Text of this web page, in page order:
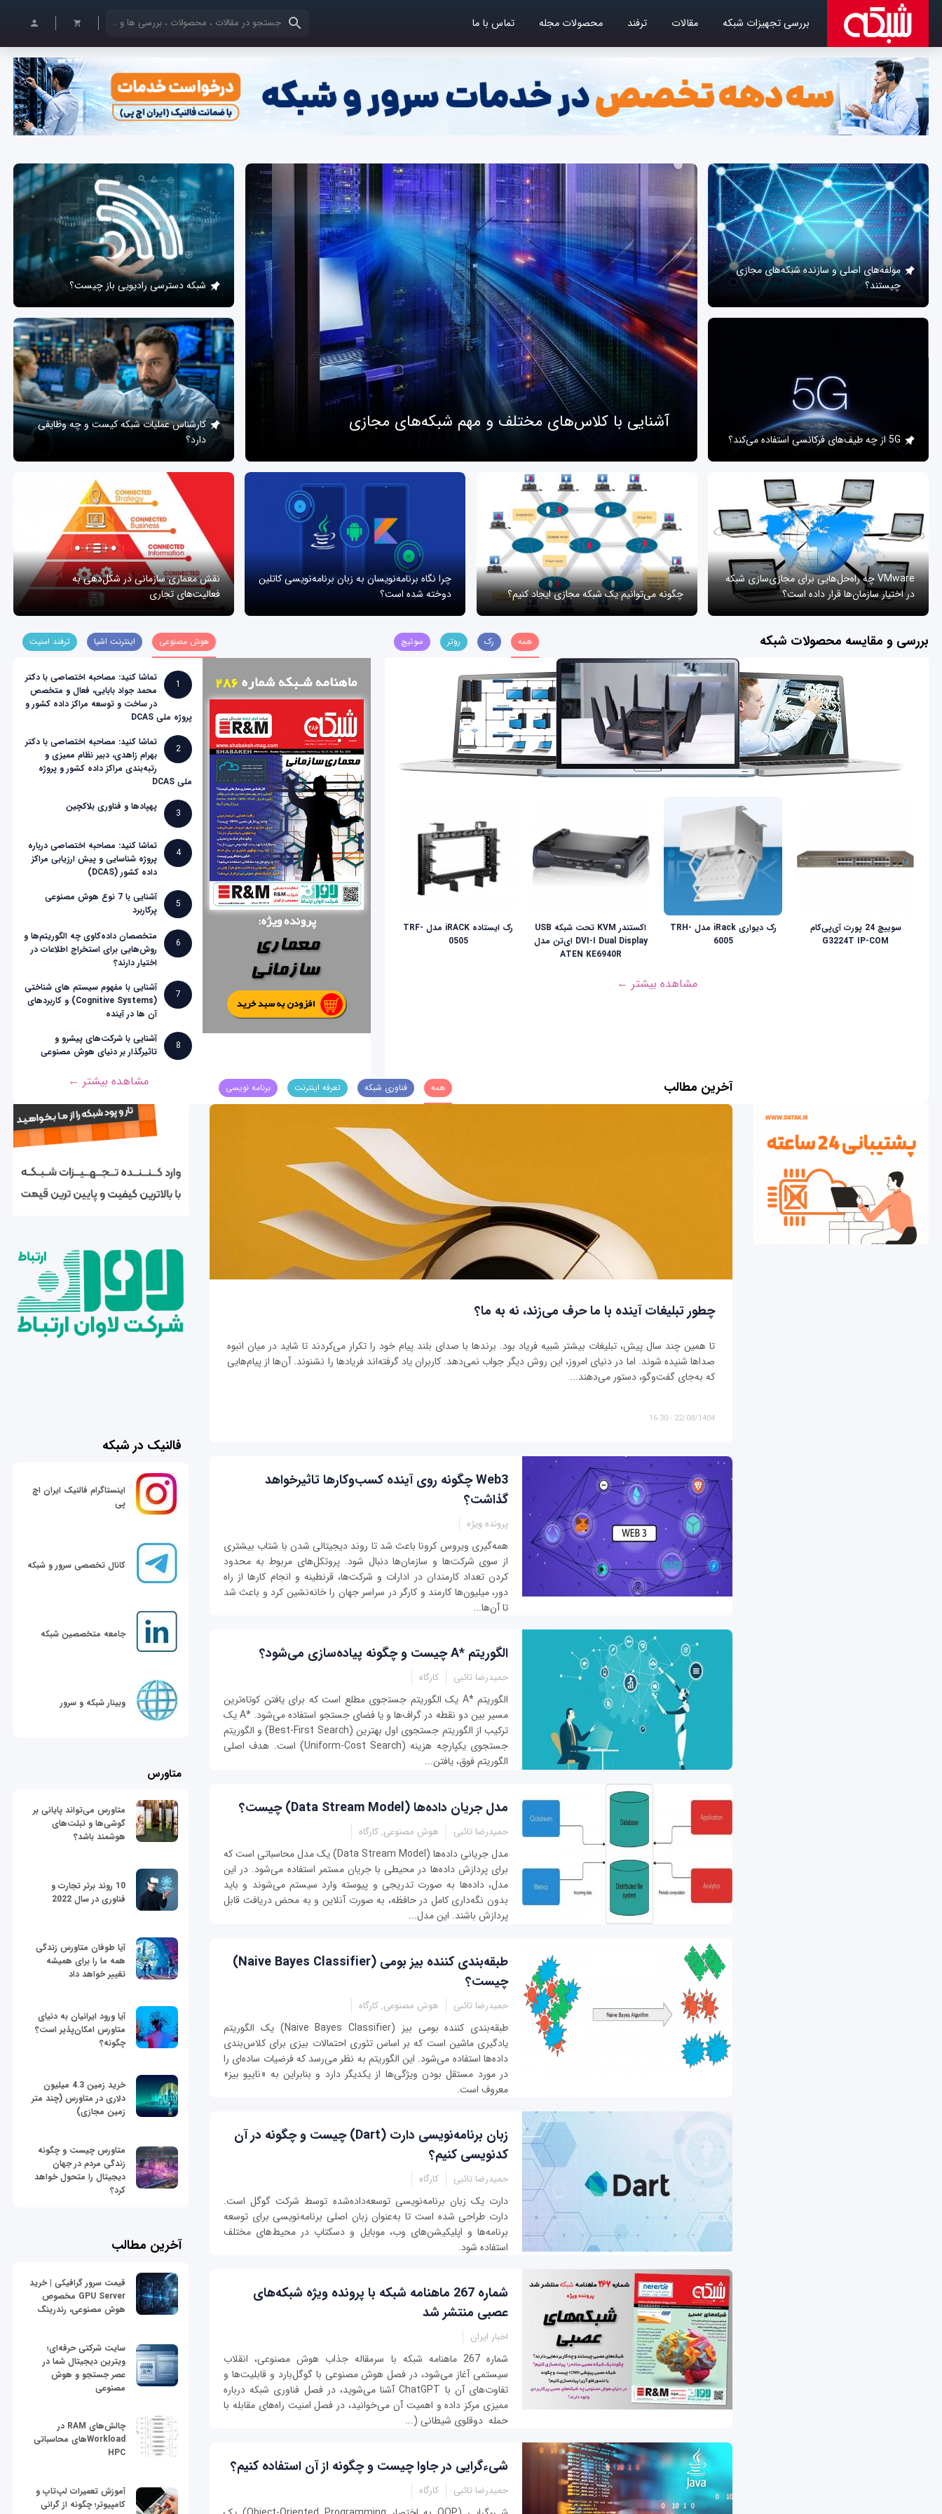
بررسی تجهیزات شبکه مقالات ترفند محصولات مجله تماس با ما کلمات کلیدی خود را وارد کنید
آشنایی با کلاس‌های مختلف و مهم شبکه‌های مجازی
مولفه‌های اصلی و سازنده شبکه‌های مجازی
چیستند؟
5G از چه طیف‌های فرکانسی استفاده می‌کند؟
شبکه دسترسی رادیویی باز چیست؟
کارشناس عملیات شبکه کیست و چه وظایفی
دارد؟
VMware چه راه‌حل‌هایی برای مجازی‌سازی شبکه
در اختیار سازمان‌ها قرار داده است؟
چگونه می‌توانیم یک شبکه مجازی ایجاد کنیم؟
چرا نگاه برنامه‌نویسان به زبان برنامه‌نویسی کاتلین
دوخته شده است؟
نقش معماری سازمانی در شکل‌دهی به
فعالیت‌های تجاری
بررسی و مقایسه محصولات شبکه همه رک روتر سوئیچ
سوییچ 24 پورت آی‌پی‌کام
G3224T IP-COM
رک دیواری iRack مدل TRH-
6005
اکستندر KVM تحت شبکه USB
DVI-I Dual Display ای‌تن مدل
ATEN KE6940R
رک ایستاده iRACK مدل TRF-
0505
مشاهده بیشتر ←
هوش مصنوعی اینترنت اشیا ترفند امنیت
1
تماشا کنید: مصاحبه اختصاصی با دکتر
محمد جواد بابایی، فعال و متخصص
در ساخت و توسعه مراکز داده کشور و
پروژه ملی DCAS
2
تماشا کنید: مصاحبه اختصاصی با دکتر
بهرام زاهدی، دبیر نظام ممیزی و
رتبه‌بندی مراکز داده کشور و پروژه
ملی DCAS
3
پهپادها و فناوری بلاکچین
4
تماشا کنید: مصاحبه اختصاصی درباره
پروژه شناسایی و پیش ارزیابی مراکز
داده کشور (DCAS)
5
آشنایی با 7 نوع هوش مصنوعی
پرکاربرد
6
متخصصان داده‌کاوی چه الگوریتم‌ها و
روش‌هایی برای استخراج اطلاعات در
اختیار دارند؟
7
آشنایی با مفهوم سیستم های شناختی
(Cognitive Systems) و کاربردهای
آن ها در آینده
8
آشنایی با شرکت‌های پیشرو و
تاثیرگذار بر دنیای هوش مصنوعی
مشاهده بیشتر ← آخرین مطالب همه فناوری شبکه تعرفه اینترنت برنامه نویسی
چطور تبلیغات آینده با ما حرف می‌زند، نه به ما؟
تا همین چند سال پیش، تبلیغات بیشتر شبیه فریاد بود. برندها با صدای بلند پیام خود را تکرار می‌کردند تا شاید در میان انبوه
صداها شنیده شوند. اما در دنیای امروز، این روش دیگر جواب نمی‌دهد. کاربران یاد گرفته‌اند فریادها را نشنوند. آن‌ها از پیام‌هایی
که به‌جای گفت‌وگو، دستور می‌دهند...
22/08/1404 - 16:30
Web3 چگونه روی آینده کسب‌وکارها تاثیرخواهد
گذاشت؟
پرونده ویژه
همه‌گیری ویروس کرونا باعث شد تا روند دیجیتالی شدن با شتاب بیشتری
از سوی شرکت‌ها و سازمان‌ها دنبال شود. پروتکل‌های مربوط به محدود
کردن تعداد کارمندان در ادارات و شرکت‌ها، قرنطینه و انجام کارها از راه
دور، میلیون‌ها کارمند و کارگر در سراسر جهان را خانه‌نشین کرد و باعث شد
تا آن‌ها...
الگوریتم *A چیست و چگونه پیاده‌سازی می‌شود؟
حمیدرضا تائبی کارگاه
الگوریتم *A یک الگوریتم جست‍‌جوی مطلع است که برای یافتن کوتاه‌ترین
مسیر بین دو نقطه در گراف‌ها و یا فضای جستجو استفاده می‌شود. *A یک
ترکیب از الگوریتم جستجوی اول بهترین (Best-First Search) و الگوریتم
جستجوی یکپارچه هزینه (Uniform-Cost Search) است. هدف اصلی
الگوریتم فوق، یافتن...
مدل جریان داده‌ها (Data Stream Model) چیست؟
حمیدرضا تائبی هوش مصنوعی, کارگاه
مدل جریانی داده‌ها (Data Stream Model) یک مدل محاسباتی است که
برای پردازش داده‌ها در محیطی با جریان مستمر استفاده می‌شود. در این
مدل، داده‌ها به صورت تدریجی و پیوسته وارد سیستم می‌شوند و باید
بدون نگه‌د‌اری کامل در حافظه، به صورت آنلاین و به محض دریافت قابل
پردازش باشند. این مدل...
طبقه‌بندی کننده بیز بومی (Naive Bayes Classifier)
چیست؟
حمیدرضا تائبی هوش مصنوعی, کارگاه
طبقه‌بندی کننده بومی بیز (Naive Bayes Classifier) یک الگوریتم
یادگیری ماشین است که بر اساس تئوری احتمالات بیزی برای کلاس‌بندی
داده‌ها استفاده می‌شود. این الگوریتم به نظر می‌رسد که فرضیات ساده‌ای را
در مورد مستقل بودن ویژگی‌ها از یکدیگر دارد و بنابراین به «ناییو بیز»
معروف است.
زبان برنامه‌نویسی دارت ‌(Dart) چیست و چگونه در آن
کدنویسی کنیم؟
حمیدرضا تائبی کارگاه
دارت یک زبان برنامه‌نویسی توسعه‌داده‌شده توسط شرکت گوگل است.
دارت طراحی شده است تا به‌عنوان زبان اصلی برنامه‌نویسی برای توسعه
برنامه‌ها و اپلیکیشن‌های وب، موبایل و دسکتاپ در محیط‌های مختلف
استفاده شود.
شماره 267 ماهنامه شبکه با پرونده ویژه شبکه‌های
عصبی منتشر شد
اخبار ایران
شماره 267 ماهنامه شبکه با سرمقاله جذاب هوش مصنوعی، انقلاب
سیستمی آغاز می‌شود، در فصل هوش مصنوعی با گوگل‌بارد و قابلیت‌ها و
تفاوت‌های آن با ChatGPT آشنا می‌شوید، در فصل فناوری شبکه درباره
ممیزی مرکز داده و اهمیت آن می‌خوانید، در فصل امنیت راه‌های مقابله با
حمله دوقلوی شیطانی (...
شیءگرایی در جاوا چیست و چگونه از آن استفاده کنیم؟
حمیدرضا تائبی کارگاه
فالنیک در شبکه
اینستاگرام فالنیک ایران اچ
پی
کانال تخصصی سرور و شبکه
جامعه متخصصین شبکه
وبینار شبکه و سرور
متاورس
متاورس می‌تواند پایانی بر
گوشی‌ها و تبلت‌های
هوشمند باشد؟
10 روند برتر تجارت و
فناوری در سال 2022
آیا طوفان متاورس زندگی
همه ما را برای همیشه
تغییر خواهد داد
آیا ورود ایرانیان به دنیای
متاورس امکان‌پذیر است؟
چگونه؟
خرید زمین 4.3 میلیون
دلاری در متاورس (چند متر
زمین مجازی)
متاورس چیست و چگونه
زندگی مردم در جهان
دیجیتال را متحول خواهد
کرد؟
آخرین مطالب
قیمت سرور گرافیکی | خرید
GPU Server مخصوص
هوش مصنوعی، رندرینگ
سایت شرکتی حرفه‌ای؛
ویترین دیجیتال شما در
عصر جستجو و هوش
مصنوعی
چالش‌های RAM در
Workloadهای محاسباتی
HPC
آموزش تعمیرات لپ‌تاپ و
کامپیوتر؛ چگونه از گرانی